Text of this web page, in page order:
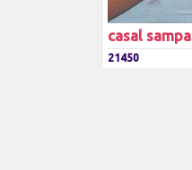
casal sampa
21450